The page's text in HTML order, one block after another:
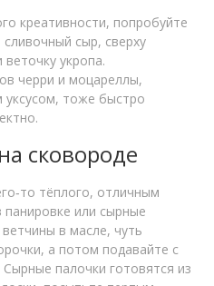
креативности, попробуйте
сыр, сверху
укропа.
черри и моцареллы,
уксусом, тоже быстро
сковороде
тёплого, отличным
или сырные
в масле, чуть
а потом подавайте с
палочки готовятся из